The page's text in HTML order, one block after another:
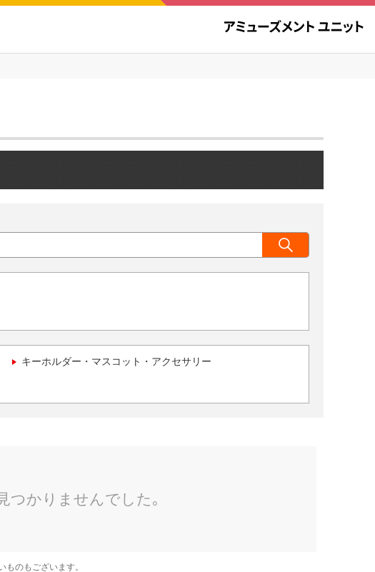
キーホルダー・マスコット・アクセサリー